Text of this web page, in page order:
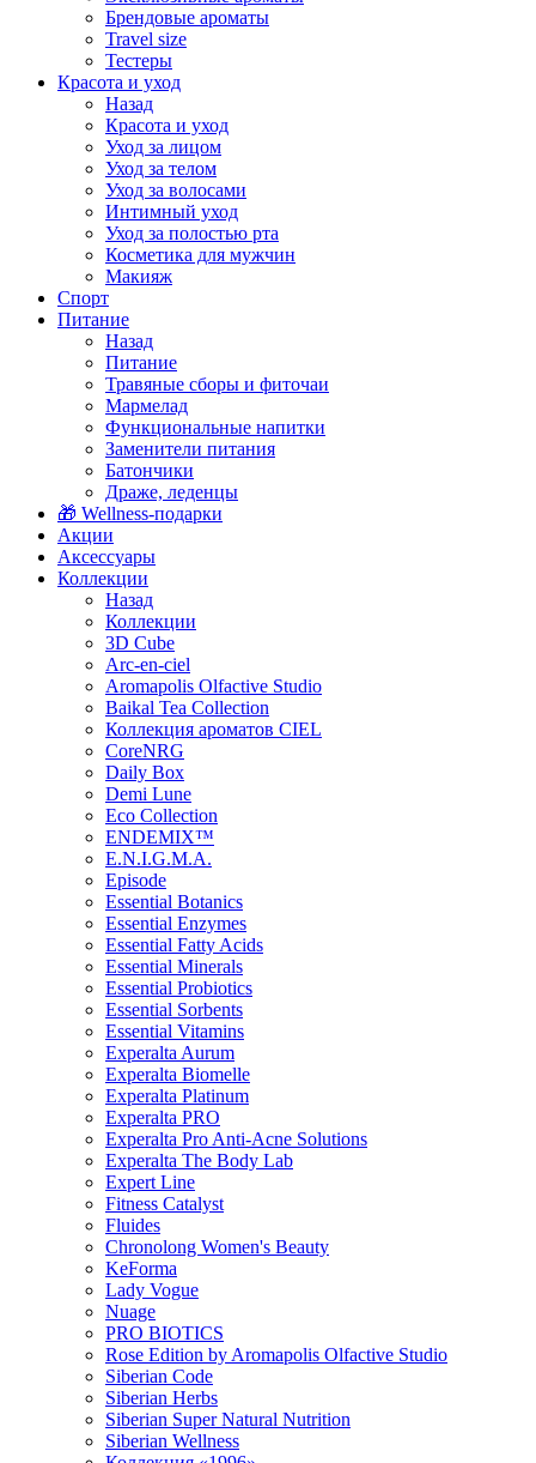
Брендовые ароматы
Travel size
Тестеры
Красота и уход
Назад
Красота и уход
Уход за лицом
Уход за телом
Уход за волосами
Интимный уход
Уход за полостью рта
Косметика для мужчин
Макияж
Спорт
Питание
Назад
Питание
Травяные сборы и фиточаи
Мармелад
Функциональные напитки
Заменители питания
Батончики
Драже, леденцы
🎁 Wellness-подарки
Акции
Аксессуары
Коллекции
Назад
Коллекции
3D Cube
Arc-en-ciel
Aromapolis Olfactive Studio
Baikal Tea Collection
Коллекция ароматов CIEL
СoreNRG
Daily Box
Demi Lune
Eco Collection
ENDEMIX™
E.N.I.G.M.A.
Episode
Essential Botanics
Essential Enzymes
Essential Fatty Acids
Essential Minerals
Essential Probiotics
Essential Sorbents
Essential Vitamins
Experalta Aurum
Experalta Biomelle
Experalta Platinum
Experalta PRO
Experalta Pro Anti-Acne Solutions
Experalta The Body Lab
Expert Line
Fitness Catalyst
Fluides
Chronolong Women's Beauty
KeForma
Lady Vogue
Nuage
PRO BIOTICS
Rose Edition by Aromapolis Olfactive Studio
Siberian Code
Siberian Herbs
Siberian Super Natural Nutrition
Siberian Wellness